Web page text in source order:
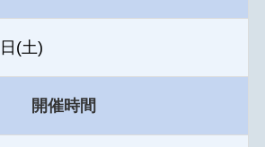
(土)
開催時間